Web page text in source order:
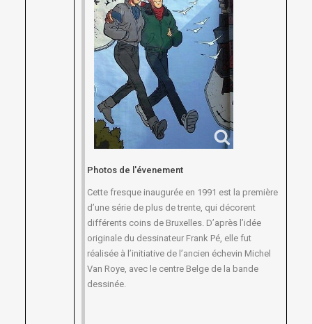
Photos de l'évenement
Cette fresque inaugurée en 1991 est la première
d’une série de plus de trente, qui décorent
différents coins de Bruxelles. D’après l’idée
originale du dessinateur Frank Pé, elle fut
réalisée à l’initiative de l’ancien échevin Michel
Van Roye, avec le centre Belge de la bande
dessinée.